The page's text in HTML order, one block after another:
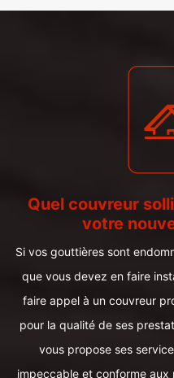
Quel couvreur
votre
Si vos gouttières sont
que vous devez en faire
faire appel à un couvreur
pour la qualité de ses
vous propose ses
impeccable et conforme aux